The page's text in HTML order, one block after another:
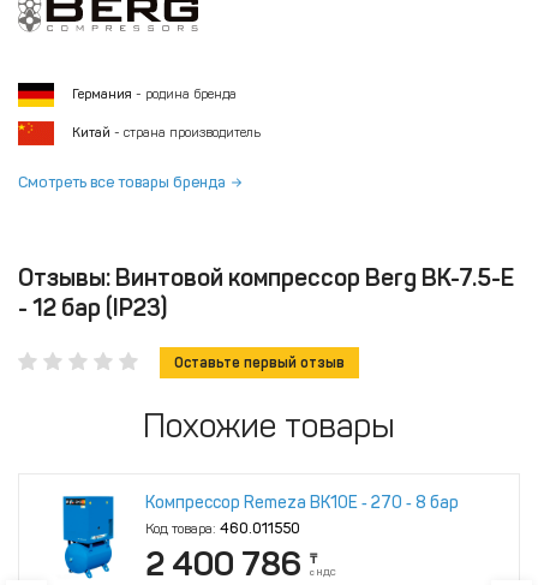
Германия - родина бренда
Китай - страна производитель
Смотреть все товары бренда
Отзывы: Винтовой компрессор Berg ВК-7.5-E
- 12 бар (IP23)
Оставьте первый отзыв
Похожие товары
Компрессор Remeza ВК10Е ‑ 270 ‑ 8 бар
Код товара: 460.011550
2 400 786 ₸
с НДС